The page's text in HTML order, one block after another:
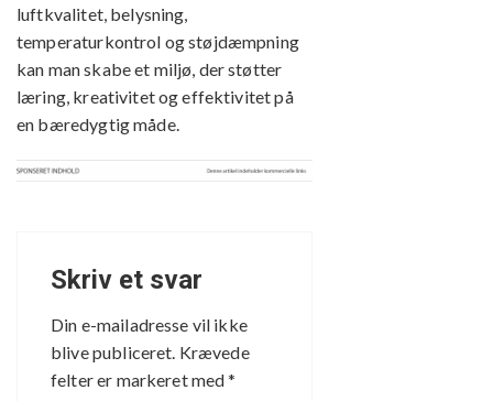
luftkvalitet, belysning,
temperaturkontrol og støjdæmpning
kan man skabe et miljø, der støtter
læring, kreativitet og effektivitet på
en bæredygtig måde.
Skriv et svar
Din e-mailadresse vil ikke
blive publiceret. Krævede
felter er markeret med*